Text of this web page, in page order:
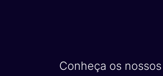
Conheça os nossos